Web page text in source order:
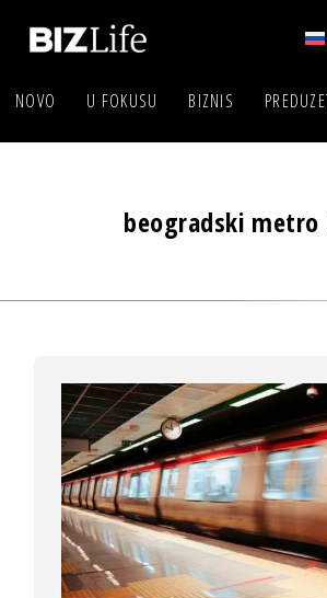
NOVO U FOKUSU BIZNIS
beogradski metro